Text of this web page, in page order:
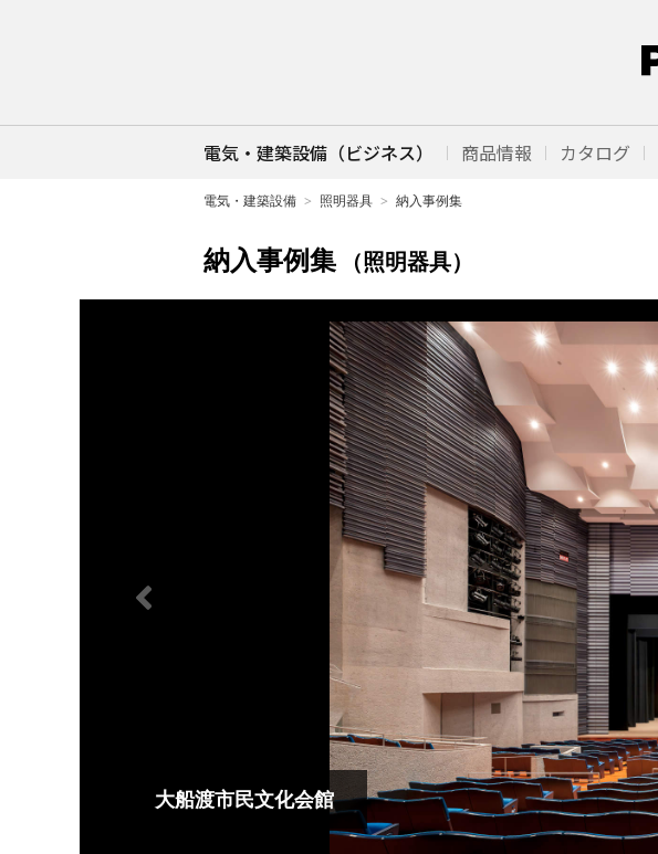
電気・建築設備（ビジネス） 商品情報 カタログ
電気・建築設備 照明器具 納入事例集
納入事例集 （照明器具）
大船渡市民文化会館